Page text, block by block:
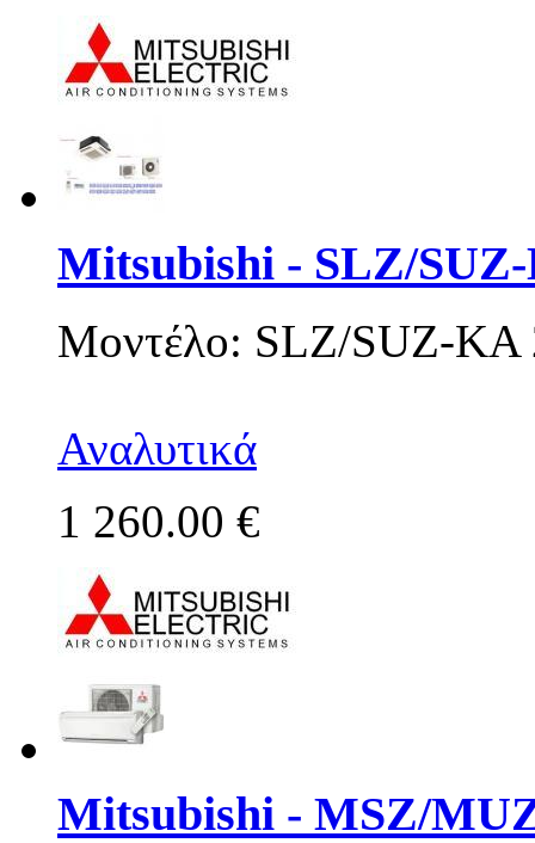
Mitsubishi - SLZ/
Μοντέλο: SLZ/SUZ-KA
Αναλυτικά
1 260.00 €
Mitsubishi - MSZ/